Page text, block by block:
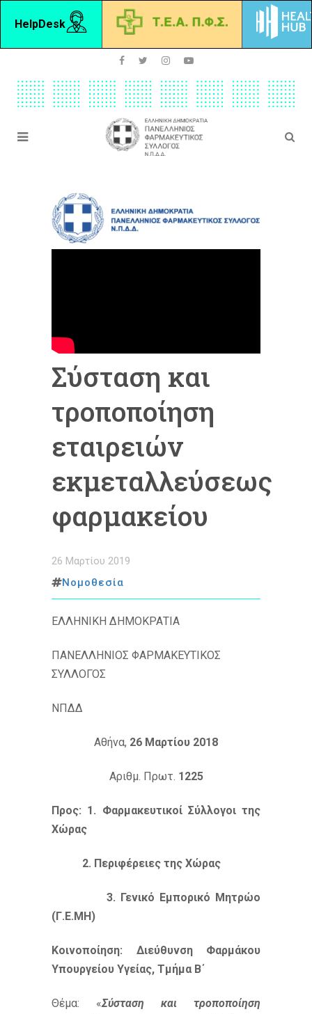
HelpDesk
Σύσταση και
τροποποίηση
εταιρειών
εκμεταλλεύσεως
φαρμακείου
26 Μαρτίου 2019
Νομοθεσία
ΕΛΛΗΝΙΚΗ ΔΗΜΟΚΡΑΤΙΑ
ΠΑΝΕΛΛΗΝΙΟΣ ΦΑΡΜΑΚΕΥΤΙΚΟΣ
ΣΥΛΛΟΓΟΣ
ΝΠΔΔ
Αθήνα, 26 Μαρτίου 2018
Αριθμ. Πρωτ. 1225
Προς: 1. Φαρμακευτικοί Σύλλογοι της
Χώρας
2. Περιφέρειες της Χώρας
3. Γενικό Εμπορικό Μητρώο
(Γ.Ε.ΜΗ)
Κοινοποίηση: Διεύθυνση Φαρμάκου
Υπουργείου Υγείας, Τμήμα Β΄
Θέμα: «Σύσταση και τροποποίηση